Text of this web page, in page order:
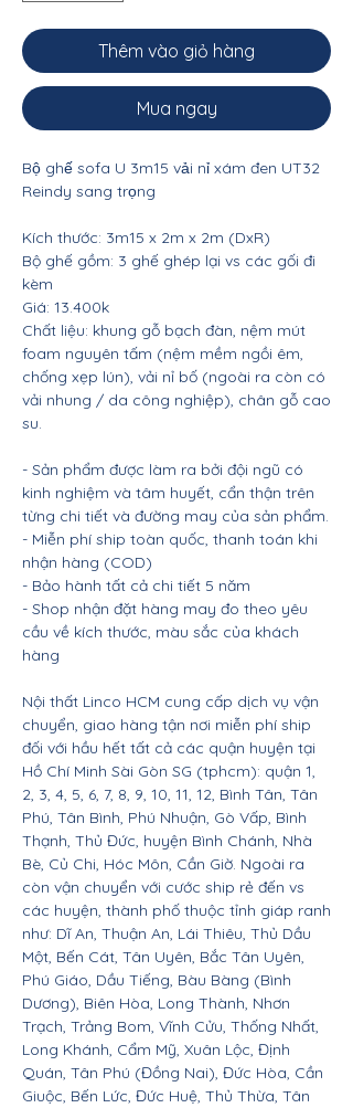
Thêm vào giỏ hàng
Mua ngay
Bộ ghế sofa U 3m15 vải nỉ xám đen UT32
Reindy sang trọng
Kích thước: 3m15 x 2m x 2m (DxR)
Bộ ghế gồm: 3 ghế ghép lại vs các gối đi
kèm
Giá: 13.400k
Chất liệu: khung gỗ bạch đàn, nệm mút
foam nguyên tấm (nệm mềm ngồi êm,
chống xẹp lún), vải nỉ bố (ngoài ra còn có
vải nhung / da công nghiệp), chân gỗ cao
su.
- Sản phẩm được làm ra bởi đội ngũ có
kinh nghiệm và tâm huyết, cẩn thận trên
từng chi tiết và đường may của sản phẩm.
- Miễn phí ship toàn quốc, thanh toán khi
nhận hàng (COD)
- Bảo hành tất cả chi tiết 5 năm
- Shop nhận đặt hàng may đo theo yêu
cầu về kích thước, màu sắc của khách
hàng
Nội thất Linco HCM cung cấp dịch vụ vận
chuyển, giao hàng tận nơi miễn phí ship
đối với hầu hết tất cả các quận huyện tại
Hồ Chí Minh Sài Gòn SG (tphcm): quận 1,
2, 3, 4, 5, 6, 7, 8, 9, 10, 11, 12, Bình Tân, Tân
Phú, Tân Bình, Phú Nhuận, Gò Vấp, Bình
Thạnh, Thủ Đức, huyện Bình Chánh, Nhà
Bè, Củ Chi, Hóc Môn, Cần Giờ. Ngoài ra
còn vận chuyển với cước ship rẻ đến vs
các huyện, thành phố thuộc tỉnh giáp ranh
như: Dĩ An, Thuận An, Lái Thiêu, Thủ Dầu
Một, Bến Cát, Tân Uyên, Bắc Tân Uyên,
Phú Giáo, Dầu Tiếng, Bàu Bàng (Bình
Dương), Biên Hòa, Long Thành, Nhơn
Trạch, Trảng Bom, Vĩnh Cửu, Thống Nhất,
Long Khánh, Cẩm Mỹ, Xuân Lộc, Định
Quán, Tân Phú (Đồng Nai), Đức Hòa, Cần
Giuộc, Bến Lức, Đức Huệ, Thủ Thừa, Tân